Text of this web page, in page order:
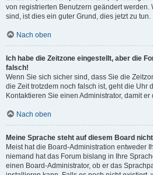
von registrierten Benutzern geändert werden.
sind, ist dies ein guter Grund, dies jetzt zu tun.
Nach oben
Ich habe die Zeitzone eingestellt, aber die
falsch!
Wenn Sie sich sicher sind, dass Sie die
die Zeit trotzdem noch falsch ist, geht die Uhr
Kontaktieren Sie einen Administrator, damit
Nach oben
Meine Sprache steht auf diesem Board
Meist hat die Board-Administration entweder
niemand hat das Forum bislang in Ihre
einen Board-Administrator, ob er das